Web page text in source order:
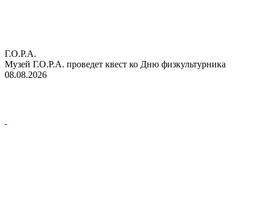
Г.О.Р.А.
Музей Г.О.Р.А. проведет квест ко Дню физкультурника
08.08.2026